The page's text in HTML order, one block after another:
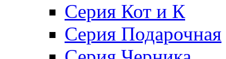
Серия Кот и К
Серия Подарочная